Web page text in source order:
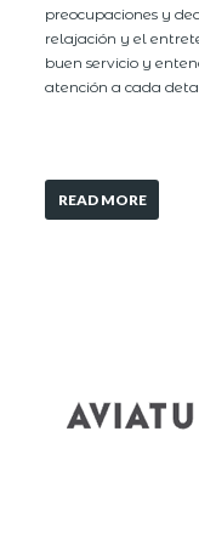
preocupaciones y
relajación y el
buen servicio y
atención a cada
READ MORE